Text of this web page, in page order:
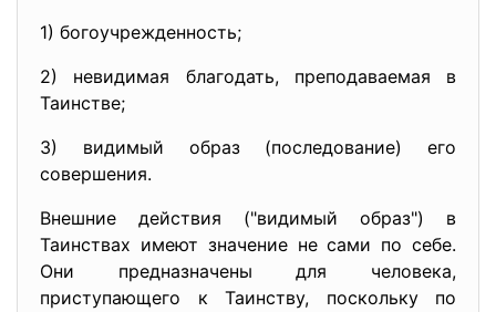
1) богоучрежденность;
2) невидимая благодать, преподаваемая в
Таинстве;
3) видимый образ (последование) его
совершения.
Внешние действия ("видимый образ") в
Таинствах имеют значение не сами по себе.
Они предназначены для человека,
приступающего к Таинству, поскольку по